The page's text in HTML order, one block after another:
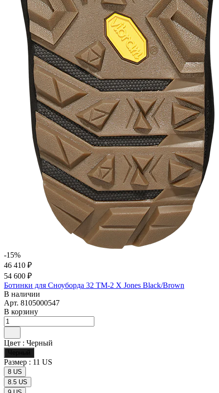
-15%
46 410 ₽
54 600 ₽
Ботинки для Сноуборда 32 TM-2 X Jones Black/Brown
В наличии
Арт. 8105000547
В корзину
Цвет : Черный
Черный
Размер : 11 US
8 US
8.5 US